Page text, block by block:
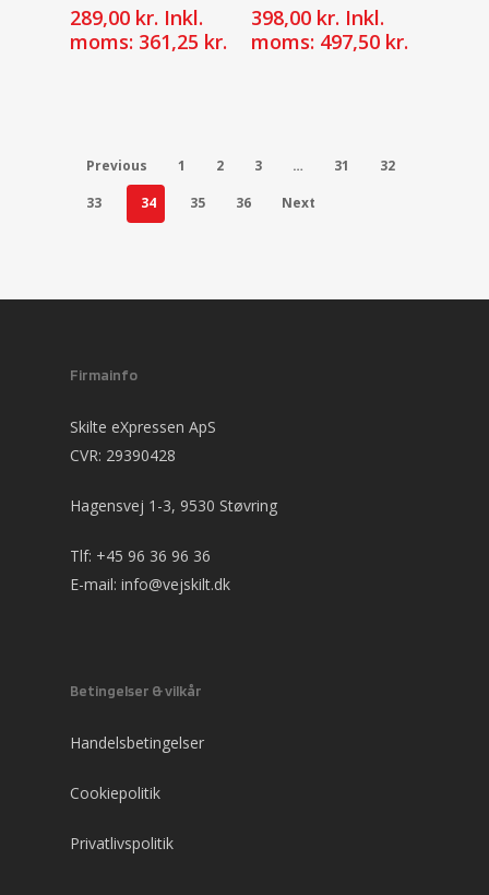
289,00 kr. Inkl.
moms: 361,25 kr.
398,00 kr. Inkl.
moms: 497,50 kr.
Previous 1 2 3 … 31
32
33
34 35 36 Next
Firmainfo
Skilte eXpressen ApS
CVR: 29390428
Hagensvej 1-3, 9530 Støvring
Tlf: +45 96 36 96 36
E-mail: info@vejskilt.dk
Betingelser & vilkår
Handelsbetingelser
Cookiepolitik
Privatlivspolitik